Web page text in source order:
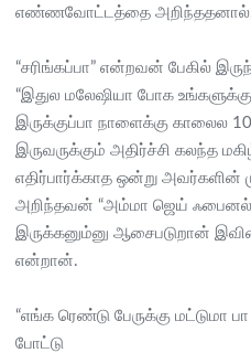
எண்ணவோட்டத்தை
“சரிங்கப்பா” என்றவன் பேகில்
“இதுல மலேஷியா போக
இருக்குப்பா நாளைக்கு காலைல
இருவருக்கும் அதிர்ச்சி கலந்த
எதிர்பார்க்காத ஒன்று
அறிந்தவன் “அம்மா ஜெய்
இருக்கனும்னு ஆசைபடுறான்
என்றான்.
“எங்க ரெண்டு பேருக்கு மட்டுமா
போட்டு